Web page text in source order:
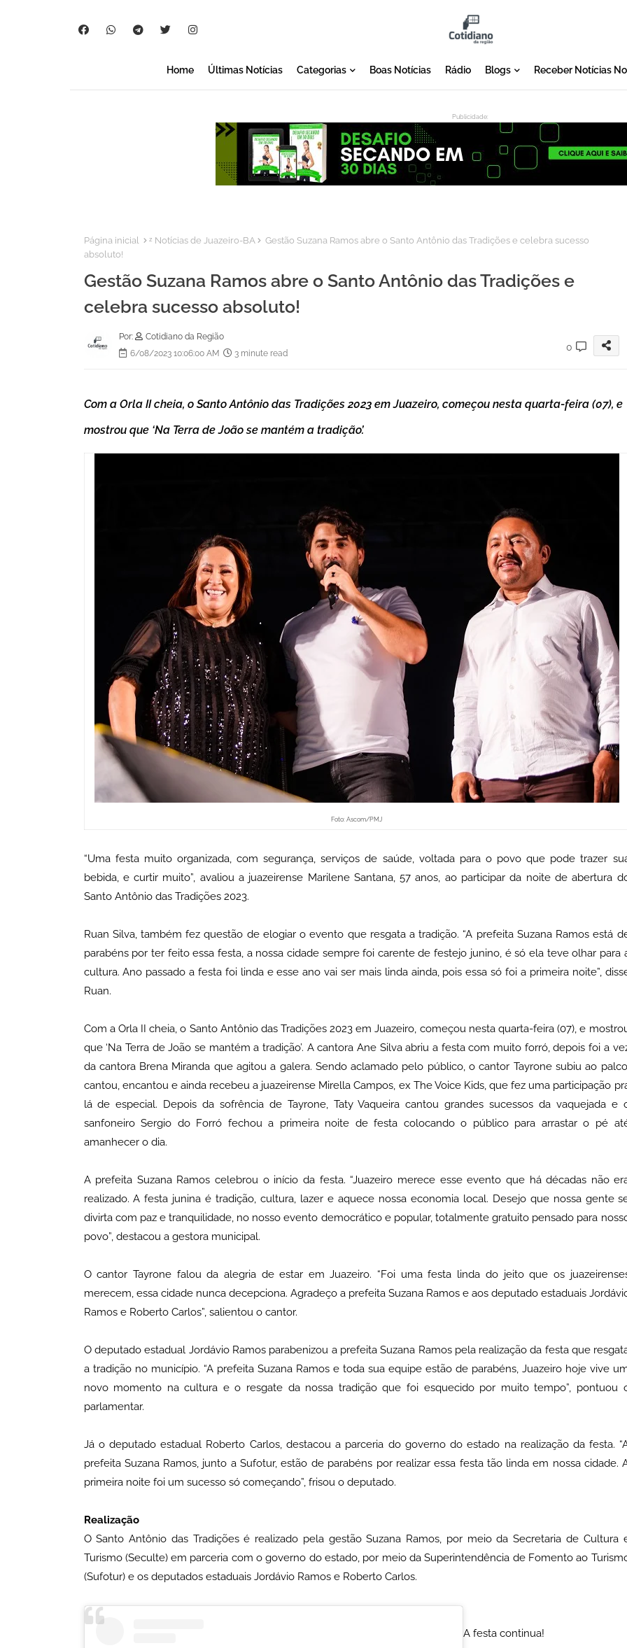
Home Últimas Notícias Categorias Boas Notícias Rádio Blogs Receber Notícias
Publicidade:
:
Página inicial ᶻ Notícias de Juazeiro-BA
Gestão Suzana Ramos abre o Santo Antônio das Tradições e celebra sucesso
absoluto!
Gestão Suzana Ramos abre o Santo Antônio das Tradições e
celebra sucesso absoluto!
Por:
Cotidiano da Região
6/08/2023 10:06:00 AM
3 minute read
0
Com a Orla II cheia, o Santo Antônio das Tradições 2023 em Juazeiro, começou nesta quarta-feira (07), e
mostrou que ‘Na Terra de João se mantém a tradição’.
Foto: Ascom/PMJ
“Uma festa muito organizada, com segurança, serviços de saúde, voltada para o povo que pode trazer
bebida, e curtir muito”, avaliou a juazeirense Marilene Santana, 57 anos, ao participar da noite de abertura
Santo Antônio das Tradições 2023.
Ruan Silva, também fez questão de elogiar o evento que resgata a tradição. “A prefeita Suzana Ramos está
parabéns por ter feito essa festa, a nossa cidade sempre foi carente de festejo junino, é só ela teve olhar para
cultura. Ano passado a festa foi linda e esse ano vai ser mais linda ainda, pois essa só foi a primeira noite”,
Ruan.
Com a Orla II cheia, o Santo Antônio das Tradições 2023 em Juazeiro, começou nesta quarta-feira (07), e
que ‘Na Terra de João se mantém a tradição’. A cantora Ane Silva abriu a festa com muito forró, depois foi a
da cantora Brena Miranda que agitou a galera. Sendo aclamado pelo público, o cantor Tayrone subiu ao
cantou, encantou e ainda recebeu a juazeirense Mirella Campos, ex The Voice Kids, que fez uma participação
lá de especial. Depois da sofrência de Tayrone, Taty Vaqueira cantou grandes sucessos da vaquejada e
sanfoneiro Sergio do Forró fechou a primeira noite de festa colocando o público para arrastar o pé
amanhecer o dia.
A prefeita Suzana Ramos celebrou o início da festa. “Juazeiro merece esse evento que há décadas não
realizado. A festa junina é tradição, cultura, lazer e aquece nossa economia local. Desejo que nossa gente
divirta com paz e tranquilidade, no nosso evento democrático e popular, totalmente gratuito pensado para
povo”, destacou a gestora municipal.
O cantor Tayrone falou da alegria de estar em Juazeiro. “Foi uma festa linda do jeito que os
merecem, essa cidade nunca decepciona. Agradeço a prefeita Suzana Ramos e aos deputado estaduais
Ramos e Roberto Carlos”, salientou o cantor.
O deputado estadual Jordávio Ramos parabenizou a prefeita Suzana Ramos pela realização da festa que
a tradição no município. “A prefeita Suzana Ramos e toda sua equipe estão de parabéns, Juazeiro hoje vive
novo momento na cultura e o resgate da nossa tradição que foi esquecido por muito tempo”, pontuou
parlamentar.
Já o deputado estadual Roberto Carlos, destacou a parceria do governo do estado na realização da festa.
prefeita Suzana Ramos, junto a Sufotur, estão de parabéns por realizar essa festa tão linda em nossa cidade.
primeira noite foi um sucesso só começando”, frisou o deputado.
Realização
O Santo Antônio das Tradições é realizado pela gestão Suzana Ramos, por meio da Secretaria de Cultura
Turismo (Seculte) em parceria com o governo do estado, por meio da Superintendência de Fomento ao
(Sufotur) e os deputados estaduais Jordávio Ramos e Roberto Carlos.
A festa continua!